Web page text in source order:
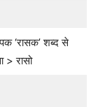
‘रासक’ शब्द से
> रासो